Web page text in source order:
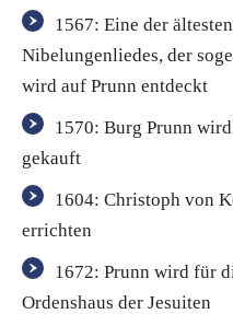
1567: Eine der
Nibelungenliedes, der
wird auf Prunn entdeckt
1570: Burg Prunn
gekauft
1604: Christoph von
errichten
1672: Prunn wird für
Ordenshaus der Jesuiten